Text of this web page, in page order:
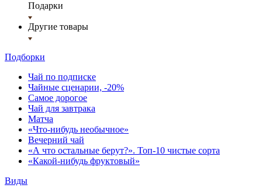
Подарки
Другие товары
Подборки
Чай по подписке
Чайные сценарии, -20%
Самое дорогое
Чай для завтрака
Матча
«Что-нибудь необычное»
Вечерний чай
«А что остальные берут?». Топ-10 чистые сорта
«Какой-нибудь фруктовый»
Виды